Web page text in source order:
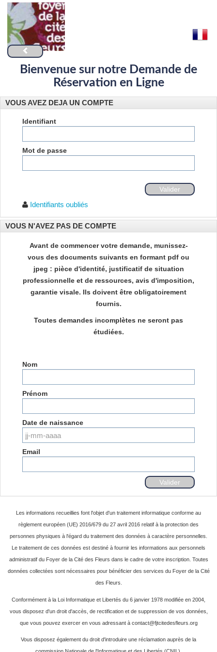
Bienvenue sur notre Demande de
Réservation en Ligne
VOUS AVEZ DEJA UN COMPTE
Identifiant
Mot de passe
Identifiants oubliés
VOUS N'AVEZ PAS DE COMPTE
Avant de commencer votre demande, munissez-
vous des documents suivants en formant pdf ou
jpeg : pièce d'identité, justificatif de situation
professionnelle et de ressources, avis d'imposition,
garantie visale. Ils doivent être obligatoirement
fournis.
Toutes demandes incomplètes ne seront pas
étudiées.
Nom
Prénom
Date de naissance
Email
Les informations recueillies font l'objet d'un traitement informatique conforme au
règlement européen (UE) 2016/679 du 27 avril 2016 relatif à la protection des
personnes physiques à l'égard du traitement des données à caractère personnelles.
Le traitement de ces données est destiné à fournir les informations aux personnels
administratif du Foyer de la Cité des Fleurs dans le cadre de votre inscription. Toutes
données collectées sont nécessaires pour bénéficier des services du Foyer de la Cité
des Fleurs.
Conformément à la Loi Informatique et Libertés du 6 janvier 1978 modifiée en 2004,
vous disposez d'un droit d'accès, de rectification et de suppression de vos données,
que vous pouvez exercer en vous adressant à contact@fjtcitedesfleurs.org
Vous disposez également du droit d'introduire une réclamation auprès de la